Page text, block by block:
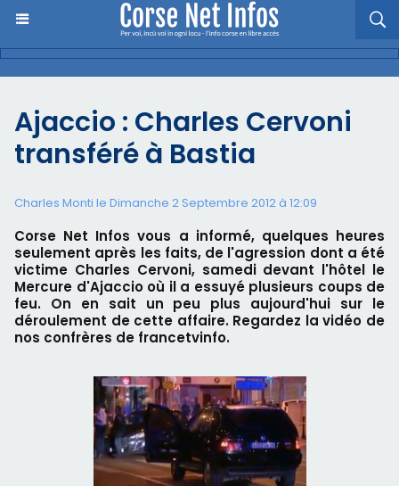
Ajaccio : Charles Cervoni
transféré à Bastia
Charles Monti le Dimanche 2 Septembre 2012 à 12:09
Corse Net Infos vous a informé, quelques heures
seulement après les faits, de l'agression dont a été
victime Charles Cervoni, samedi devant l'hôtel le
Mercure d'Ajaccio où il a essuyé plusieurs coups de
feu. On en sait un peu plus aujourd'hui sur le
déroulement de cette affaire. Regardez la vidéo de
nos confrères de francetvinfo.